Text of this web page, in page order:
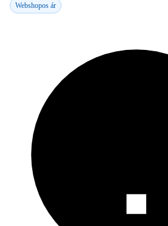
Webshopos ár